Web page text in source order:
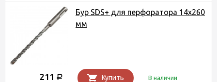
Бур SDS+ для перфоратора 14х260
мм
211 Р Купить В наличии